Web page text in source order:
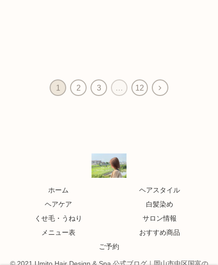
1 2 3 … 12
ホーム
ヘアスタイル
ヘアケア
白髪染め
くせ毛・うねり
サロン情報
メニュー表
おすすめ商品
ご予約